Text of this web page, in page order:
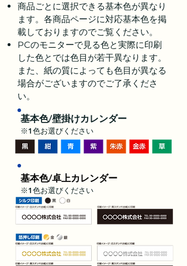
商品ごとに選択できる基本色が異なり
ます。各商品ページに対応基本色を掲
載しておりますのでご覧ください。
PCのモニターで見る色と実際に印刷
した色とでは色目が若干異なります。
また、紙の質によっても色目が異なる
場合がございますのでご了承くださ
い。
基本色/壁掛けカレンダー
※1色お選びください
基本色/卓上カレンダー
※1色お選びください